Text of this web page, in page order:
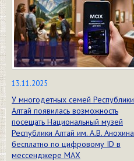
13.11.2025
У многодетных семей Республики
Алтай появилась возможность
посещать Национальный музей
Республики Алтай им. А.В. Анохина
бесплатно по цифровому ID в
мессенджере МАХ